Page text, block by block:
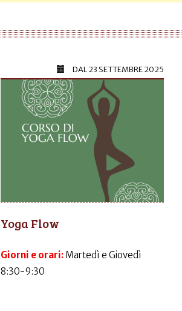
DAL23 SETTEMBRE 2025
Yoga Flow
Giorni e orari: Martedì e Giovedì
8:30-9:30